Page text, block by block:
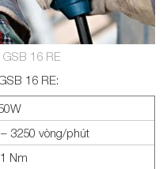
16 RE
16 RE:
3250 vòng/phút
Nm